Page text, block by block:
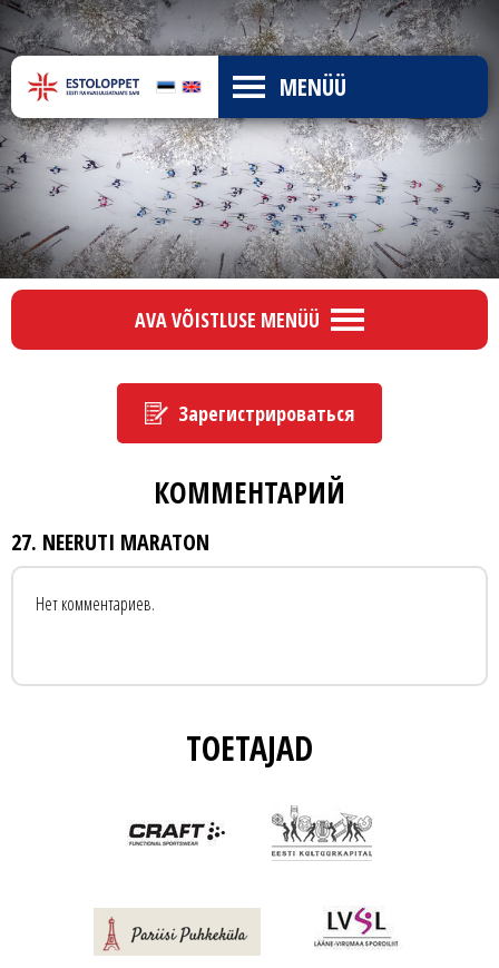
MENÜÜ
AVA VÕISTLUSE MENÜÜ
Зарегистрироваться
КОММЕНТАРИЙ
27. NEERUTI MARATON
Нет комментариев.
TOETAJAD